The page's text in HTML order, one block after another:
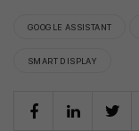
GOOGLE ASSISTANT
SMART DISPLAY